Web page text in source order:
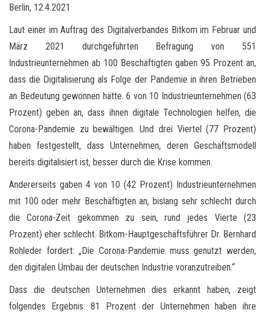
Berlin, 12.4.2021
Laut einer im Auftrag des Digitalverbandes Bitkom im Februar und
März 2021 durchgeführten Befragung von 551
Industrieunternehmen ab 100 Beschäftigten gaben 95 Prozent an,
dass die Digitalisierung als Folge der Pandemie in ihren Betrieben
an Bedeutung gewonnen hätte. 6 von 10 Industrieunternehmen (63
Prozent) geben an, dass ihnen digitale Technologien helfen, die
Corona-Pandemie zu bewältigen. Und drei Viertel (77 Prozent)
haben festgestellt, dass Unternehmen, deren Geschäftsmodell
bereits digitalisiert ist, besser durch die Krise kommen.
Andererseits gaben 4 von 10 (42 Prozent) Industrieunternehmen
mit 100 oder mehr Beschäftigten an, bislang sehr schlecht durch
die Corona-Zeit gekommen zu sein, rund jedes Vierte (23
Prozent) eher schlecht. Bitkom-Hauptgeschäftsführer Dr. Bernhard
Rohleder fordert: „Die Corona-Pandemie muss genutzt werden,
den digitalen Umbau der deutschen Industrie voranzutreiben.“
Dass die deutschen Unternehmen dies erkannt haben, zeigt
folgendes Ergebnis: 81 Prozent der Unternehmen haben ihre